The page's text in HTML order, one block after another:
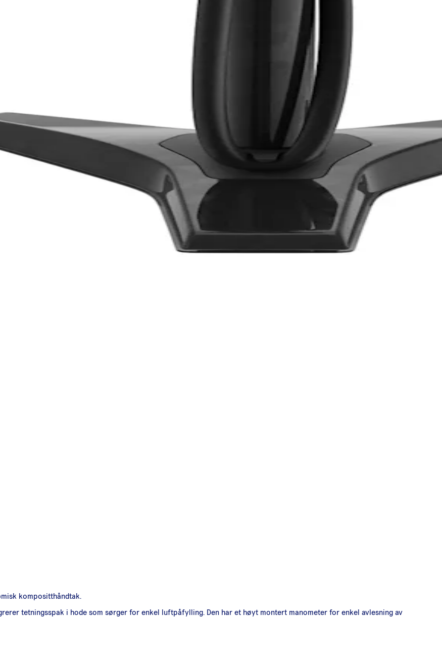
kompositthåndtak.
tetningsspak i hode som sørger for enkel luftpåfylling. Den har et høyt montert manometer for enkel avlesning av